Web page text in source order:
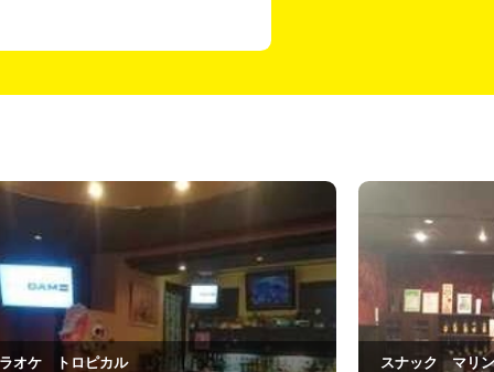
ック マリン
Anger アンジェ